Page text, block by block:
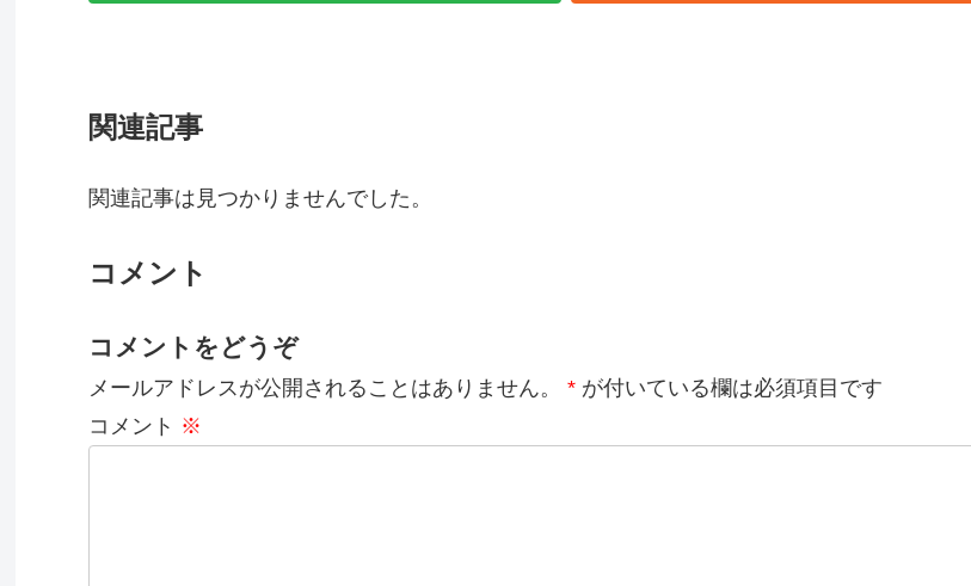
関連記事
関連記事は見つかりませんでした。
コメント
コメントをどうぞ
メールアドレスが公開されることはありません。 * が付いている欄は必須項目です
コメント ※